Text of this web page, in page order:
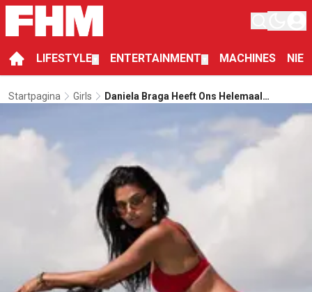
LIFESTYLE ENTERTAINMENT MACHINES
Startpagina Girls
Daniela Braga Heeft Ons Helemaal